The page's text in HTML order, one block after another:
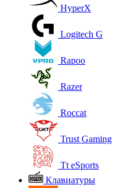
HyperX
Logitech G
Rapoo
Razer
Roccat
Trust Gaming
Tt eSports
Клавиатуры